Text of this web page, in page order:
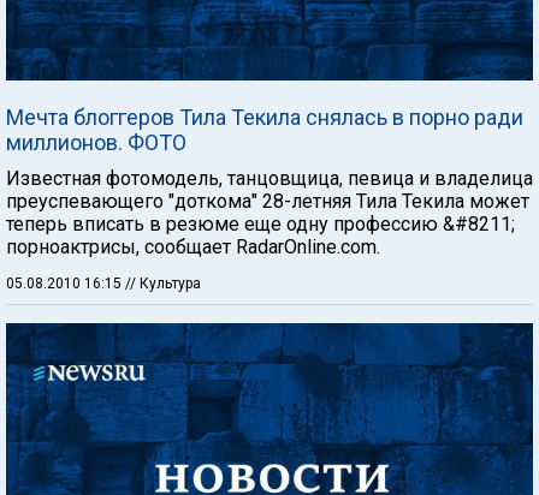
Мечта блоггеров Тила Текила снялась в порно ради
миллионов. ФОТО
Известная фотомодель, танцовщица, певица и владелица
преуспевающего "доткома" 28-летняя Тила Текила может
теперь вписать в резюме еще одну профессию &#8211;
порноактрисы, сообщает RadarOnline.com.
05.08.2010 16:15 // Культура